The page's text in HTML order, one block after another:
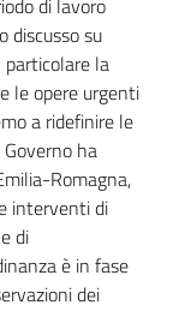
di lavoro
discusso su
la
le opere urgenti
a ridefinire le
ha
Romagna,
interventi di
di
è in fase
dei